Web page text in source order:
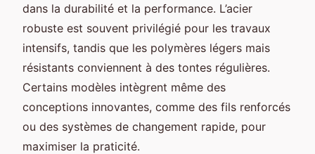
dans la durabilité et la performance. L’acier
robuste est souvent privilégié pour les travaux
intensifs, tandis que les polymères légers mais
résistants conviennent à des tontes régulières.
Certains modèles intègrent même des
conceptions innovantes, comme des fils renforcés
ou des systèmes de changement rapide, pour
maximiser la praticité.